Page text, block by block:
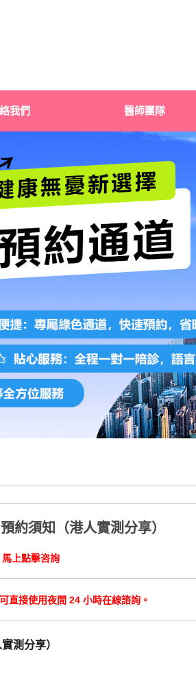
我們 醫師團隊
約須知（港人實測分享）
馬上點擊咨詢
直接使用夜間 24 小時在線諮詢。
測分享）